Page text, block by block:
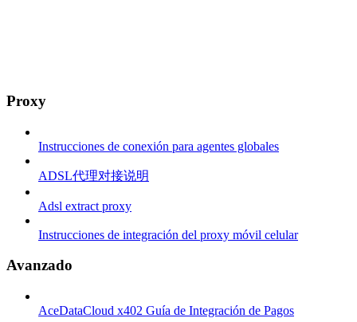
Proxy
Instrucciones de conexión para agentes globales
ADSL代理对接说明
Adsl extract proxy
Instrucciones de integración del proxy móvil celular
Avanzado
AceDataCloud x402 Guía de Integración de Pagos